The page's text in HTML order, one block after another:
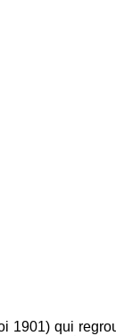
1901) qui